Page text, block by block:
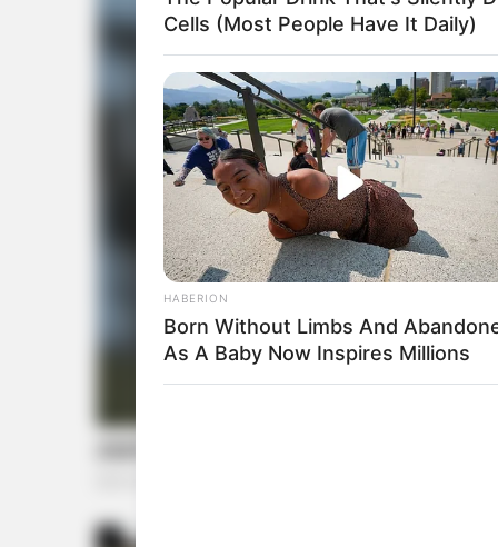
Cells (Most People Have It Daily)
HABERION
Born Without Limbs And
As A Baby Now Inspires Millions